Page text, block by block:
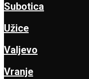
Subotica
Užice
Valjevo
Vranje